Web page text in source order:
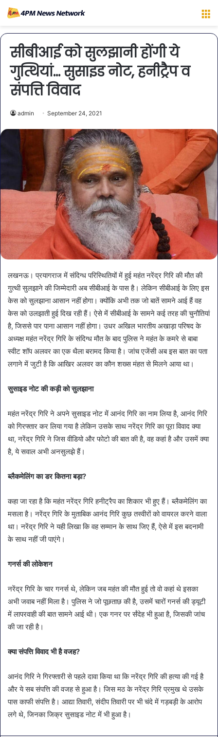
सीबीआई को सुलझानी होंगी ये
गुत्थियां… सुसाइड नोट, हनीट्रैप व
संपत्ति विवाद
admin September 24, 2021
लखनऊ। प्रयागराज में संदिग्ध परिस्थितियों में हुई महंत नरेंद्र गिरि की मौत की
गुत्थी सुलझाने की जिम्मेदारी अब सीबीआई के पास है। लेकिन सीबीआई के लिए इस
केस को सुलझाना आसान नहीं होगा। क्योंकि अभी तक जो बातें सामने आई हैं वह
केस को उलझाती हुई दिख रही हैं। ऐसे में सीबीआई के सामने कई तरह की चुनौतियां
है, जिससे पार पाना आसान नहीं होगा। उधर अखिल भारतीय अखाड़ा परिषद के
अध्यक्ष महंत नरेंद्र गिरि के संदिग्ध मौत के बाद पुलिस ने महंत के कमरे से बाबा
स्वीट शॉप अलवर का एक थैला बरामद किया है। जांच एजेंसी अब इस बात का पता
लगाने में जुटी है कि आखिर अलवर का कौन शख्स मंहत से मिलने आया था।
सुसाइड नोट की कड़ी को सुलझाना
महंत नरेंद्र गिरि ने अपने सुसाइड नोट में आनंद गिरि का नाम लिया है, आनंद गिरि
को गिरफ्तार कर लिया गया है लेकिन उसके साथ नरेंद्र गिरि का पूरा विवाद क्या
था, नरेंद्र गिरि ने जिस वीडियो और फोटो की बात की है, वह कहां है और उसमें क्या
है, ये सवाल अभी अनसुलझे हैं।
ब्लैकमेलिंग का डर कितना बड़ा?
कहा जा रहा है कि महंत नरेंद्र गिरि हनीट्रैप का शिकार भी हुए हैं। ब्लैकमेलिंग का
मसला है। नरेंद्र गिरि के मुताबिक आनंद गिरि कुछ तस्वीरों को वायरल करने वाला
था। नरेंद्र गिरि ने यही लिखा कि वह सम्मान के साथ जिए हैं, ऐसे में इस बदनामी
के साथ नहीं जी पाएंगे।
गनर्स की लोकेशन
नरेंद्र गिरि के चार गनर्स थे, लेकिन जब महंत की मौत हुई तो वो कहां थे इसका
अभी जवाब नहीं मिला है। पुलिस ने जो पूछताछ की है, उसमें चारों गनर्स की ड्यूटी
में लापरवाही की बात सामने आई थी। एक गनर पर र्संदेह भी हुआ है, जिसकी जांच
की जा रही है।
क्या संपत्ति विवाद भी है वजह?
आनंद गिरि ने गिरफ्तारी से पहले दावा किया था कि नरेंद्र गिरि की हत्या की गई है
और ये सब संपत्ति की वजह से हुआ है। जिस मठ के नरेंद्र गिरि प्रमुख थे उसके
पास काफी संपत्ति है। आद्या तिवारी, संदीप तिवारी पर भी चंदे में गड़बड़ी के आरोप
लगे थे, जिनका जिक्र सुसाइड नोट में भी हुआ है।